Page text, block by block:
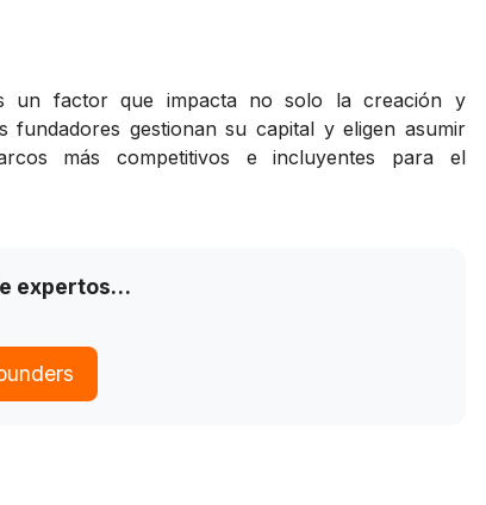
un factor que impacta no solo la creación y
gestionan su capital y eligen asumir
más competitivos e incluyentes para el
expertos…